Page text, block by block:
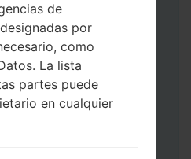
a Odin 3.
flash, use CSC _ *** o
*** para mantener sus
y entre al Modo
hacer todos los
de
por
como
La lista
partes puede
en cualquier